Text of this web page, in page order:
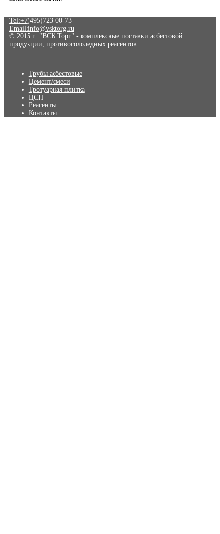
Tel:+7(495)723-00-73
Email:info@vsktorg.ru
© 2015 г "ВСК Торг" - комплексные поставки асбестовой
продукции, противогололедных реагентов.
Трубы асбестовые
Цемент/смеси
Тротуарная плитка
ЦСП
Реагенты
Контакты